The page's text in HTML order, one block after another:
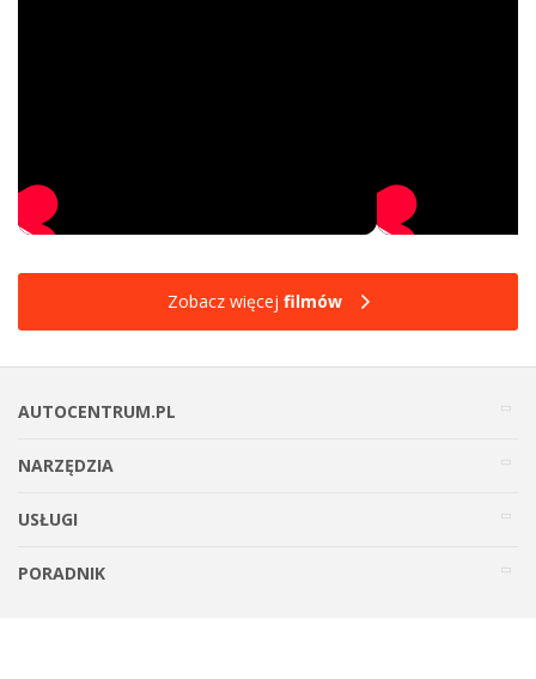
Zobacz więcej filmów
AUTOCENTRUM.PL
NARZĘDZIA
USŁUGI
PORADNIK